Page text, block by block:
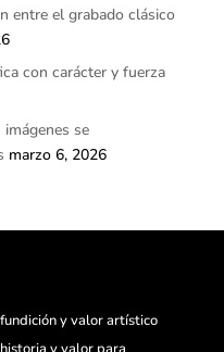
entre el grabado clásico
con carácter y fuerza
se
marzo 6, 2026
y valor artístico